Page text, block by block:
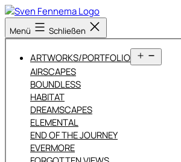
Zum
Inhalt
springen
Sven
Fennema
Menü Schließen
ARTWORKS/PORTFOLIO
öffnen
AIRSCAPES
BOUNDLESS
HABITAT
DREAMSCAPES
ELEMENTAL
END OF THE JOURNEY
EVERMORE